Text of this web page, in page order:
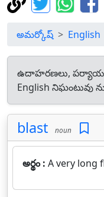
అమర్కోష్ English
ఉదాహరణలు,
English నిఘంటువు
blast noun
అర్థం : A very long